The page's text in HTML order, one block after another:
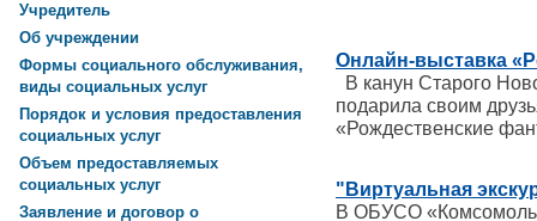
Онлайн-выставка
В канун Старого
подарила своим
«Рождественские
"Виртуальная
В ОБУСО
Учредитель
Об учреждении
Формы социального обслуживания,
виды социальных услуг
Порядок и условия предоставления
социальных услуг
Объем предоставляемых
социальных услуг
Заявление и договор о